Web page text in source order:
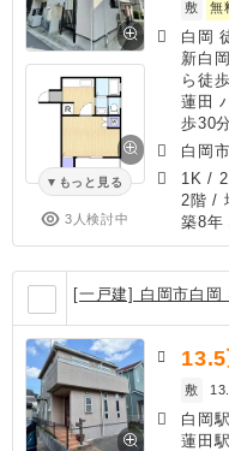
もっと見る
3人検討中
敷 無
白岡
新白
ら徒
蓮田
歩30分
白岡
1K /
2階 /
築8年
[一戸建] 白岡市白岡
13.5
敷
白岡
蓮田